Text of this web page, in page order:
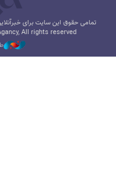
تمامی حقوق این سایت برای
All rights reserved